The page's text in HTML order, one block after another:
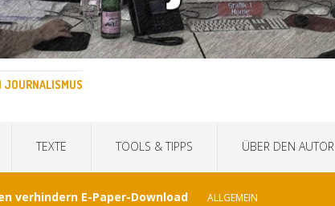
JOURNALISMUS
TEXTE TOOLS & TIPPS ÜBER DEN AUTOR
verhindern E-Paper-Download ALLGEMEIN